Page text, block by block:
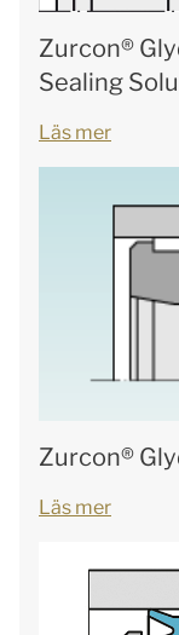
Zurcon®
Sealing
Läs mer
Zurcon®
Läs mer